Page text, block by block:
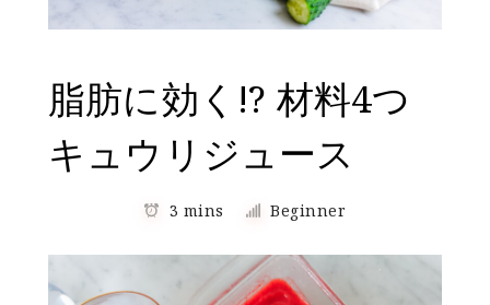
脂肪に効く!? 材料4つ
キュウリジュース
3 mins Beginner